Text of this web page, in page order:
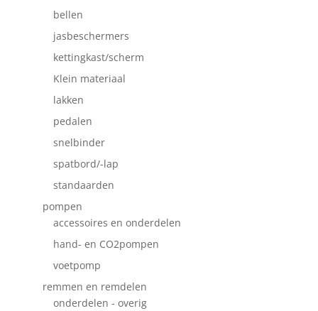
bellen
jasbeschermers
kettingkast/scherm
Klein materiaal
lakken
pedalen
snelbinder
spatbord/-lap
standaarden
pompen
accessoires en onderdelen
hand- en CO2pompen
voetpomp
remmen en remdelen
onderdelen - overig